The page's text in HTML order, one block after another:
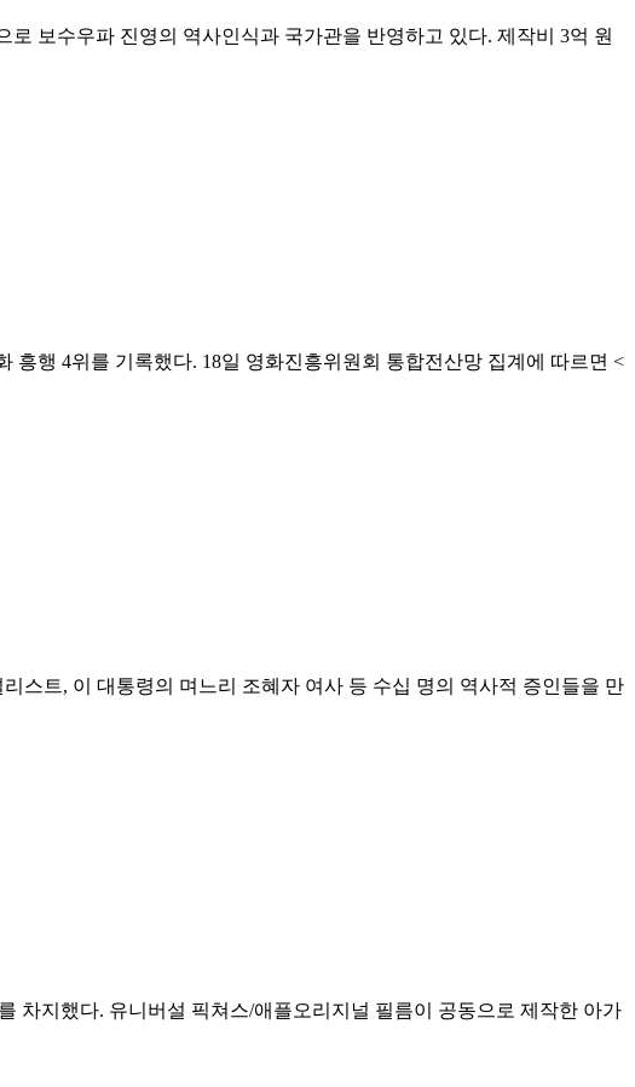
보수우파 진영의 역사인식과 국가관을 반영하고 있다. 제작비 3억 원
행 4위를 기록했다. 18일 영화진흥위원회 통합전산망 집계에 따르면 <
스트, 이 대통령의 며느리 조혜자 여사 등 수십 명의 역사적 증인들을 만
차지했다. 유니버설 픽쳐스/애플오리지널 필름이 공동으로 제작한 아가